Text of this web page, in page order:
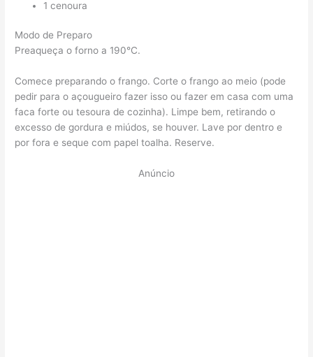
1 cenoura
Modo de Preparo
Preaqueça o forno a 190°C.
Comece preparando o frango. Corte o frango ao meio (pode
pedir para o açougueiro fazer isso ou fazer em casa com uma
faca forte ou tesoura de cozinha). Limpe bem, retirando o
excesso de gordura e miúdos, se houver. Lave por dentro e
por fora e seque com papel toalha. Reserve.
Anúncio